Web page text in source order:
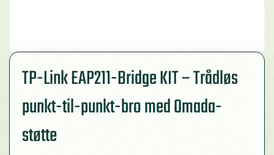
TP-Link EAP211-Bridge KIT – Trådløs
punkt-til-punkt-bro med Omada-
støtte